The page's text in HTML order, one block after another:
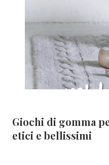
Giochi di gomma
etici e bellissimi